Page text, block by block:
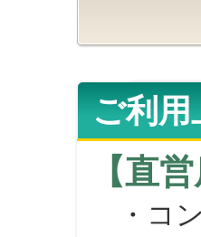
ご利用
【直
・コン